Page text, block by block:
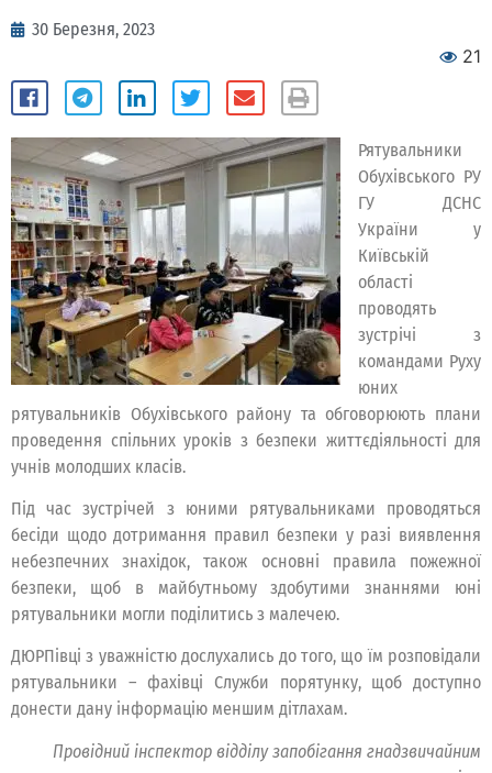
30 Березня, 2023
21
Рятувальники
Обухівського РУ
ГУ ДСНС
України у
Київській
області
проводять
зустрічі з
командами Руху
юних
рятувальників Обухівського району та обговорюють плани
проведення спільних уроків з безпеки життєдіяльності для
учнів молодших класів.
Під час зустрічей з юними рятувальниками проводяться
бесіди щодо дотримання правил безпеки у разі виявлення
небезпечних знахідок, також основні правила пожежної
безпеки, щоб в майбутньому здобутими знаннями юні
рятувальники могли поділитись з малечею.
ДЮРПівці з уважністю дослухались до того, що їм розповідали
рятувальники – фахівці Служби порятунку, щоб доступно
донести дану інформацію меншим дітлахам.
Провідний інспектор відділу запобігання гнадзвичайним